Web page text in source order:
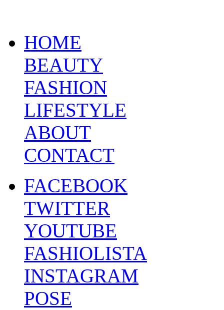
HOME
BEAUTY
FASHION
LIFESTYLE
ABOUT
CONTACT
FACEBOOK
TWITTER
YOUTUBE
FASHIOLISTA
INSTAGRAM
POSE